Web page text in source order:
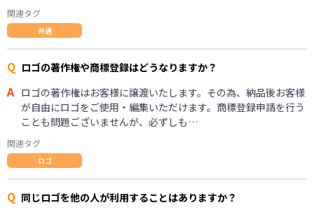
関連タグ
共通
Q ロゴの著作権や商標登録はどうなりますか？
A ロゴの著作権はお客様に譲渡いたします。その為、納品後お客様
が自由にロゴをご使用・編集いただけます。商標登録申請を行う
ことも問題ございませんが、必ずしも…
関連タグ
ロゴ
Q 同じロゴを他の人が利用することはありますか？